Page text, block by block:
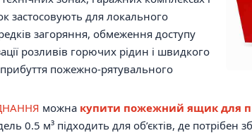
застосовують для локального
загоряння, обмеження доступу
розливів горючих рідин і швидкого
пожежно-рятувального
можна купити пожежний ящик для
0.5 м³ підходить для об’єктів, де потрібен